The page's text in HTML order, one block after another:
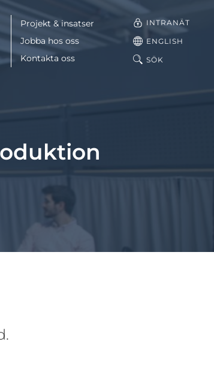
Projekt & insatser
Jobba hos oss
Kontakta oss
INTRANÄT
ENGLISH
SÖK
Mail